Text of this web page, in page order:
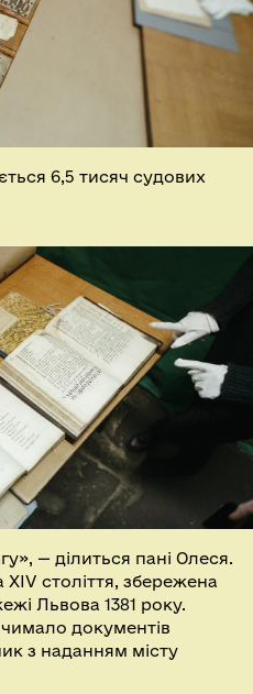
6,5 тисяч судових
— ділиться пані Олеся.
століття, збережена
Львова 1381 року.
документів
з наданням місту